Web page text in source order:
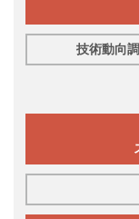
技術動向